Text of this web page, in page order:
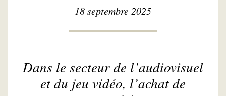
18 septembre 2025
Dans le secteur de l’audiovisuel
et du jeu vidéo, l’achat de